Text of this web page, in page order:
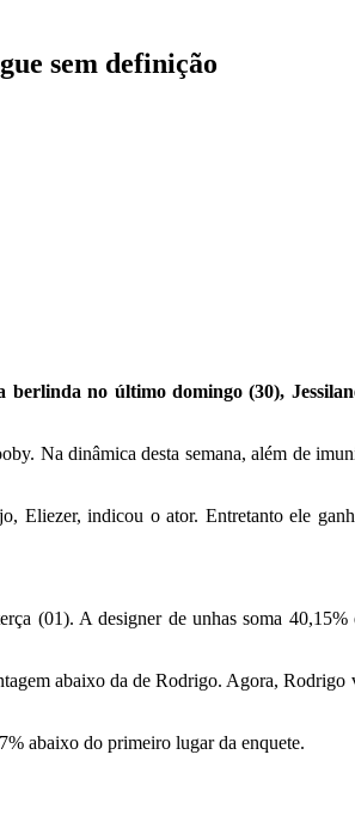
sem definição
no último domingo (30),
Na dinâmica desta semana, além de
Eliezer, indicou o ator. Entretanto ele
(01). A designer de unhas soma
abaixo da de Rodrigo. Agora, Rodrigo
abaixo do primeiro lugar da enquete.